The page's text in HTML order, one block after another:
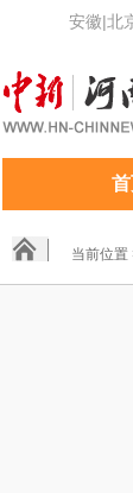
安徽|北
当前位置